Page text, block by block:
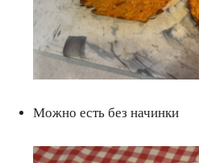
Можно есть без начинки